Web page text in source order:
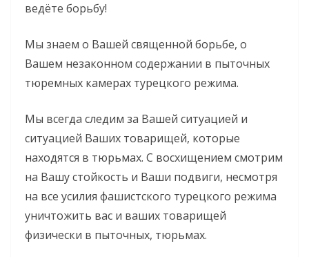
ведёте борьбу!
Мы знаем о Вашей священной борьбе, о
Вашем незаконном содержании в пыточных
тюремных камерах турецкого режима.
Мы всегда следим за Вашей ситуацией и
ситуацией Ваших товарищей, которые
находятся в тюрьмах. С восхищением смотрим
на Вашу стойкость и Ваши подвиги, несмотря
на все усилия фашистского турецкого режима
уничтожить вас и ваших товарищей
физически в пыточных, тюрьмах.